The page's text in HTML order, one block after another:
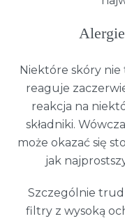
Niektóre skóry
reaguje
reakcja na
składniki.
może okazać się
jak
Szczególnie
filtry z wysoką